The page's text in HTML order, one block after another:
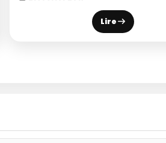
Lire